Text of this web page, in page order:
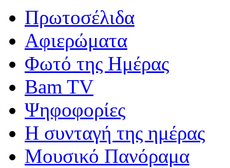
Πρωτοσέλιδα
Αφιερώματα
Φωτό της Ημέρας
Bam TV
Ψηφοφορίες
Η συνταγή της ημέρας
Μουσικό Πανόραμα